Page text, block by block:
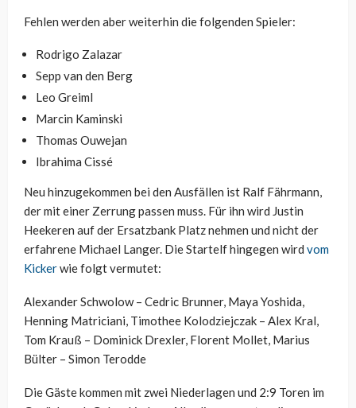
Fehlen werden aber weiterhin die folgenden Spieler:
Rodrigo Zalazar
Sepp van den Berg
Leo Greiml
Marcin Kaminski
Thomas Ouwejan
Ibrahima Cissé
Neu hinzugekommen bei den Ausfällen ist Ralf Fährmann,
der mit einer Zerrung passen muss. Für ihn wird Justin
Heekeren auf der Ersatzbank Platz nehmen und nicht der
erfahrene Michael Langer. Die Startelf hingegen wird vom
Kickerwie folgt vermutet:
Alexander Schwolow – Cedric Brunner, Maya Yoshida,
Henning Matriciani, Timothee Kolodziejczak – Alex Kral,
Tom Krauß – Dominick Drexler, Florent Mollet, Marius
Bülter – Simon Terodde
Die Gäste kommen mit zwei Niederlagen und 2:9 Toren im